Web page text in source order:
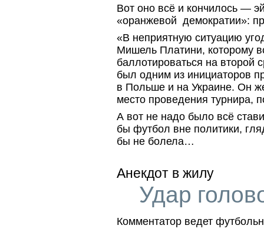
Вот оно всё и кончилось —
«оранжевой демократии»:
«В неприятную ситуацию
Мишель Платини, которому
баллотироваться на второй
был одним из инициаторов
в Польше и на Украине. Он
место проведения турнира,
А вот не надо было всё
бы футбол вне политики,
бы не болела…
Анекдот в жилу
Удар
Комментатор ведет